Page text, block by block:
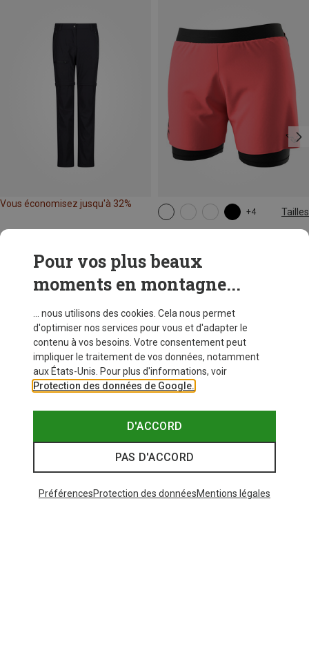
Vous économisez jusqu'à 32%
+4 Tailles
73,80 €
XS M
Pour vos plus beaux
moments en montagne...
... nous utilisons des cookies. Cela nous permet
d'optimiser nos services pour vous et d'adapter le
contenu à vos besoins. Votre consentement peut
impliquer le traitement de vos données, notamment
aux États-Unis. Pour plus d'informations, voir
Protection des données de Google.
D'ACCORD
PAS D'ACCORD
PréférencesProtection des donnéesMentions légales